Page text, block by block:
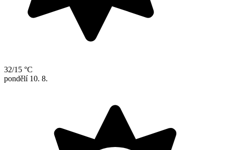
32/15 °C
pondělí 10. 8.